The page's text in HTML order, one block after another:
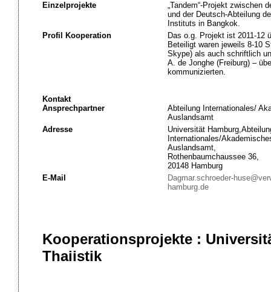
Einzelprojekte
„Tandem“-Projekt zwischen
und der Deutsch-Abteilung
Instituts in Bangkok.
Profil Kooperation
Das o.g. Projekt ist 2011-12
Beteiligt waren jeweils 8-10
Skype) als auch schriftlich
A. de Jonghe (Freiburg) –
kommunizierten.
Kontakt
Ansprechpartner
Abteilung Internationales/
Auslandsamt
Adresse
Universität
Internationales/
Auslandsamt,
Rothenbaumchaussee 36,
20148 Hamburg
E-Mail
Dagmar.schroeder-
hamburg.de
Kooperationsprojekte :
Thaiistik